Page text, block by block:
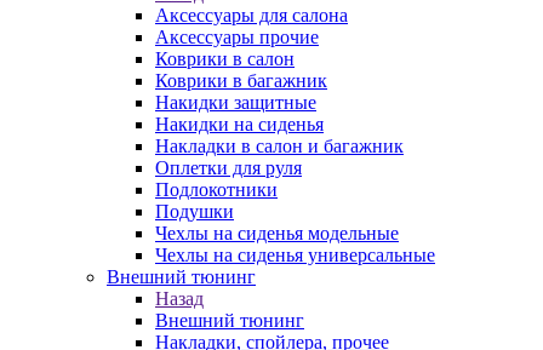
Аксессуары для салона
Аксессуары прочие
Коврики в салон
Коврики в багажник
Накидки защитные
Накидки на сиденья
Накладки в салон и багажник
Оплетки для руля
Подлокотники
Подушки
Чехлы на сиденья модельные
Чехлы на сиденья универсальные
Внешний тюнинг
Назад
Внешний тюнинг
Накладки, спойлера, прочее